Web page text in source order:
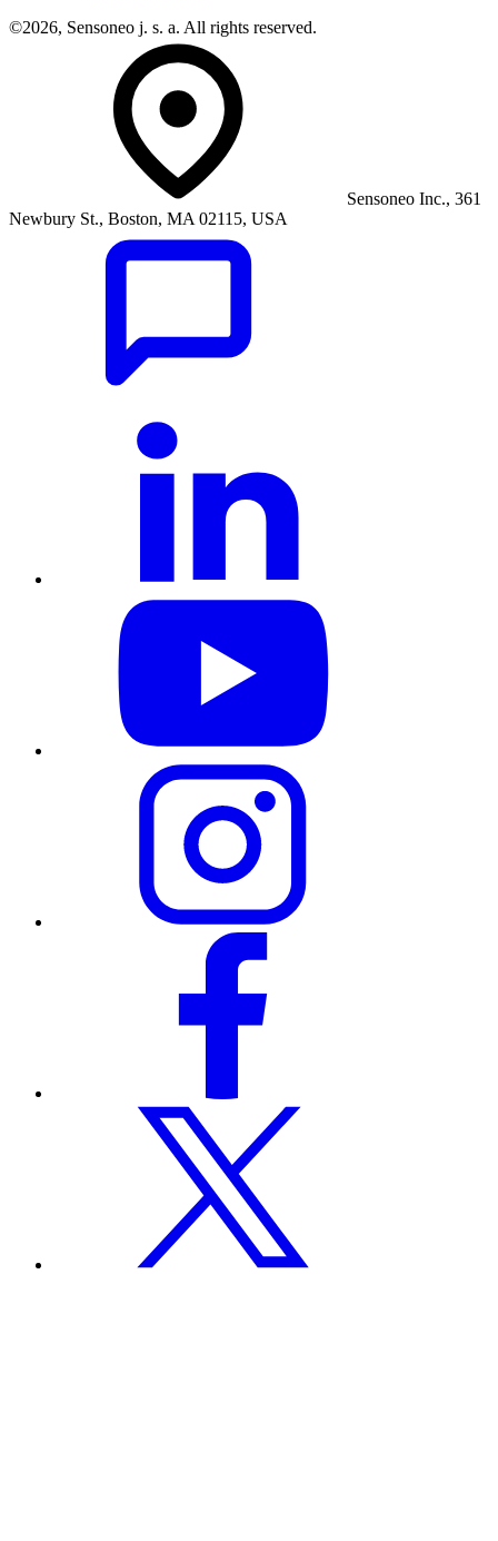
©2026, Sensoneo j. s. a. All rights reserved.
Sensoneo Inc., 361
Newbury St., Boston, MA 02115, USA